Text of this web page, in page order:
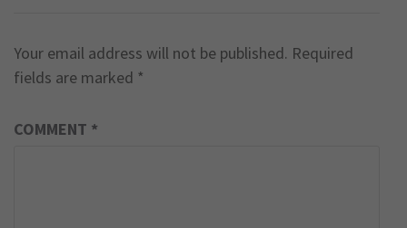
Your email address will not be published. Required
fields are marked *
COMMENT *